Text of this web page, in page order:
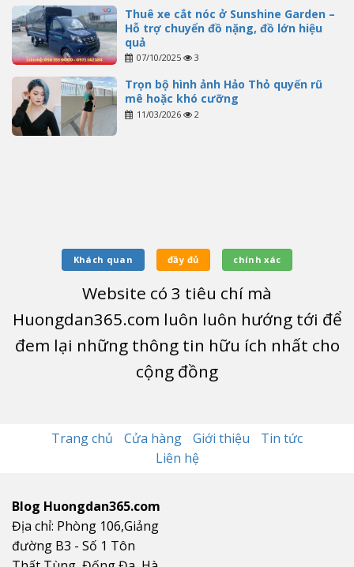
Thuê xe cắt nóc ở Sunshine Garden –
Hỗ trợ chuyển đồ nặng, đồ lớn hiệu
quả
07/10/2025 3
Trọn bộ hình ảnh Hảo Thỏ quyến rũ
mê hoặc khó cưỡng
11/03/2026 2
Khách quan đầy đủ chính xác
Website có 3 tiêu chí mà
Huongdan365.com luôn luôn hướng tới để
đem lại những thông tin hữu ích nhất cho
cộng đồng
Trang chủ Cửa hàng Giới thiệu
Tin tức
Liên hệ
Blog Huongdan365.com
Địa chỉ: Phòng 106,Giảng
đường B3 - Số 1 Tôn